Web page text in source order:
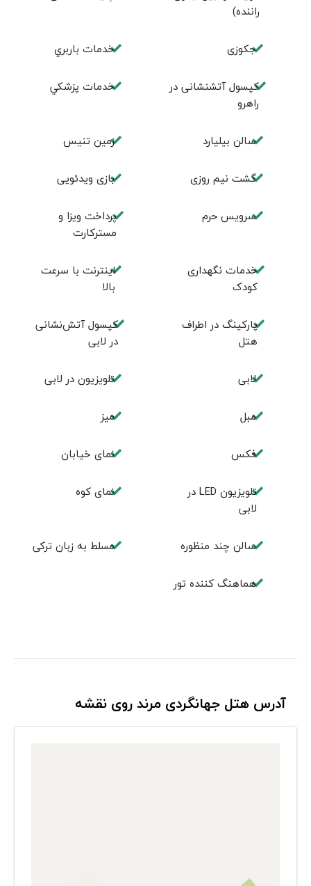
راننده)
جكوزی خدمات باربري
کپسول آتشنشانی در
راهرو
خدمات پزشكي
سالن بيليارد زمين تنيس
گشت نیم روزی بازی ویدئویی
سرویس حرم
پرداخت ویزا و
مسترکارت
خدمات نگهداری
کودک
اینترنت با سرعت
بالا
پارکینگ در اطراف
هتل
کپسول آتش‌نشانی
در لابی
لابی تلويزيون در لابی
مبل ميز
فكس نمای خیابان
تلويزيون LED در
لابی
نمای کوه
سالن چند منظوره مسلط به زبان ترکی
هماهنگ کننده تور
آدرس هتل جهانگردی مرند روی نقشه